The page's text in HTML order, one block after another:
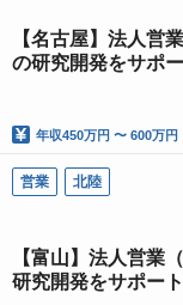
【名古屋】法人営
の研究開発をサポ
年収450万円 〜 600万円
営業 北陸
【富山】法人営業
研究開発をサポート